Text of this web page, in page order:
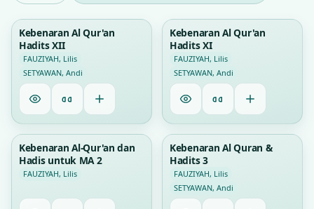
0
Kebenaran Al Qur'an
Hadits XII
FAUZIYAH, Lilis
SETYAWAN, Andi
0
Kebenaran Al Qur'an
Hadits XI
FAUZIYAH, Lilis
SETYAWAN, Andi
Kebenaran Al-Qur'an dan
Hadis untuk MA 2
FAUZIYAH, Lilis
Kebenaran Al Quran &
Hadits 3
FAUZIYAH, Lilis
SETYAWAN, Andi